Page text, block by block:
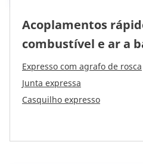
Acoplamentos
combustível e ar a
Expresso com agrafo de rosca
Junta expressa
Casquilho expresso